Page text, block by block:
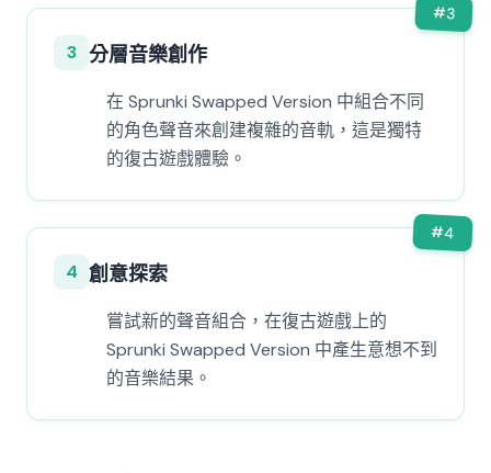
#3
3 分層音樂創作
在 Sprunki Swapped Version 中組合不同
的角色聲音來創建複雜的音軌，這是獨特
的復古遊戲體驗。
#4
4 創意探索
嘗試新的聲音組合，在復古遊戲上的
Sprunki Swapped Version 中產生意想不到
的音樂結果。